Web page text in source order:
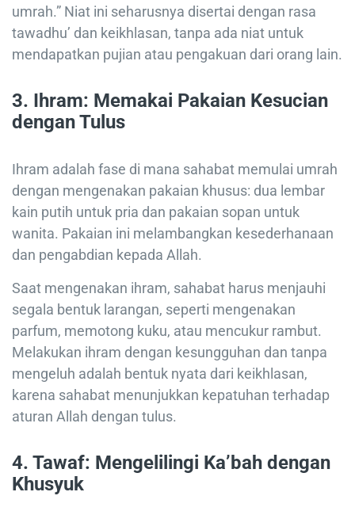
umrah.” Niat ini seharusnya disertai dengan rasa
tawadhu’ dan keikhlasan, tanpa ada niat untuk
mendapatkan pujian atau pengakuan dari orang lain.
3. Ihram: Memakai Pakaian Kesucian
dengan Tulus
Ihram adalah fase di mana sahabat memulai umrah
dengan mengenakan pakaian khusus: dua lembar
kain putih untuk pria dan pakaian sopan untuk
wanita. Pakaian ini melambangkan kesederhanaan
dan pengabdian kepada Allah.
Saat mengenakan ihram, sahabat harus menjauhi
segala bentuk larangan, seperti mengenakan
parfum, memotong kuku, atau mencukur rambut.
Melakukan ihram dengan kesungguhan dan tanpa
mengeluh adalah bentuk nyata dari keikhlasan,
karena sahabat menunjukkan kepatuhan terhadap
aturan Allah dengan tulus.
4. Tawaf: Mengelilingi Ka’bah dengan
Khusyuk